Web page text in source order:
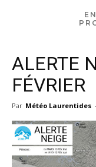
ALERTE
FÉVRIER
Par Météo Laurentides -